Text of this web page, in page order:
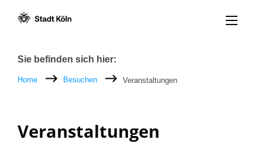
Menü
Breadcrumb
Sie befinden sich hier:
Home Besuchen Veranstaltungen
Veranstaltungen